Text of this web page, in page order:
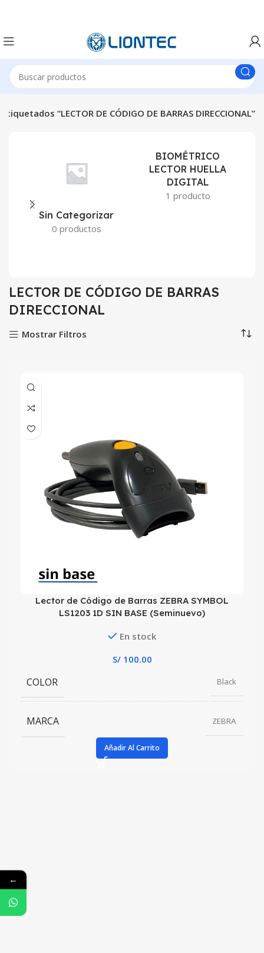
“LECTOR DE CÓDIGO DE BARRAS DIRECCIONAL”
Sin Categorizar
0 productos
BIOMÉTRICO
LECTOR HUELLA
DIGITAL
1 producto
LECTOR DE CÓDIGO DE BARRAS
DIRECCIONAL
Mostrar Filtros
Lector de Código de Barras ZEBRA SYMBOL
LS1203 1D SIN BASE (Seminuevo)
En stock
S/100.00
COLOR Black
MARCA ZEBRA
Añadir Al Carrito
←